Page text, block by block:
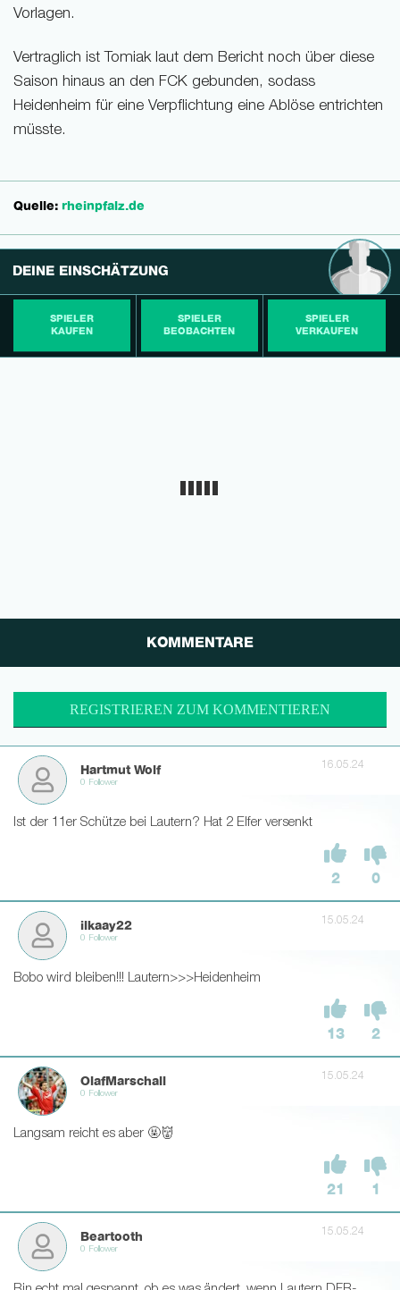
Vorlagen.
Vertraglich ist Tomiak laut dem Bericht noch über diese
Saison hinaus an den FCK gebunden, sodass
Heidenheim für eine Verpflichtung eine Ablöse entrichten
müsste.
Quelle: rheinpfalz.de
DEINE EINSCHÄTZUNG
SPIELER
KAUFEN
SPIELER
BEOBACHTEN
SPIELER
VERKAUFEN
KOMMENTARE
REGISTRIEREN ZUM KOMMENTIEREN
Hartmut Wolf
0 Follower
16.05.24
Ist der 11er Schütze bei Lautern? Hat 2 Elfer versenkt
2 0
ilkaay22
0 Follower
15.05.24
Bobo wird bleiben!!! Lautern>>>Heidenheim
13 2
OlafMarschall
0 Follower
15.05.24
Langsam reicht es aber 🤬👹
21 1
Beartooth
0 Follower
15.05.24